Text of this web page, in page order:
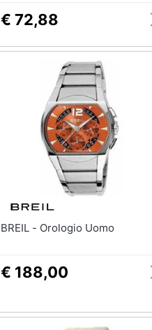
€ 72,88
BREIL - Orologio Uomo
€ 188,00